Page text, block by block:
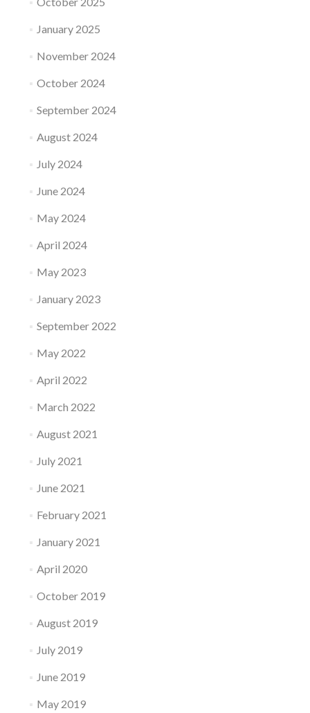
January 2025
November 2024
October 2024
September 2024
August 2024
July 2024
June 2024
May 2024
April 2024
May 2023
January 2023
September 2022
May 2022
April 2022
March 2022
August 2021
July 2021
June 2021
February 2021
January 2021
April 2020
October 2019
August 2019
July 2019
June 2019
May 2019